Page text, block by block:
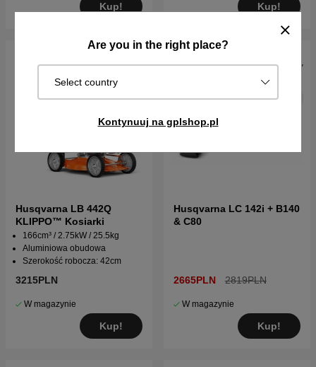
Are you in the right place?
Select country
Kontynuuj na gplshop.pl
Kup! Kup!
Husqvarna LB 442Q
KLIPPO™ Kosiarki
166cm³ / 2.75kW / 25.5kg
Aluminiowa obudowa
Szerokość robocza: 42cm
3215PLN
W magazynie
Kup!
Husqvarna LC 142i + B140
& C80
2665PLN 2819PLN
W magazynie
Kup!